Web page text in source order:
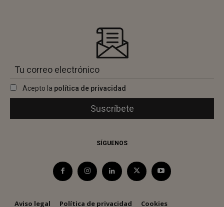
Acepto la política de privacidad
SÍGUENOS
Aviso legal Política de privacidad Cookies